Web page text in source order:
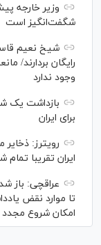
وزیر خارجه
شگفت‌انگیز است
شیخ نعیم
رایگان بردارند/
وجود ندارد
بازداشت یک
برای ایران
رویترز:
ایران تقریبا تمام
عراقچی: باز
تا موارد نقض
امکان شروع مجدد